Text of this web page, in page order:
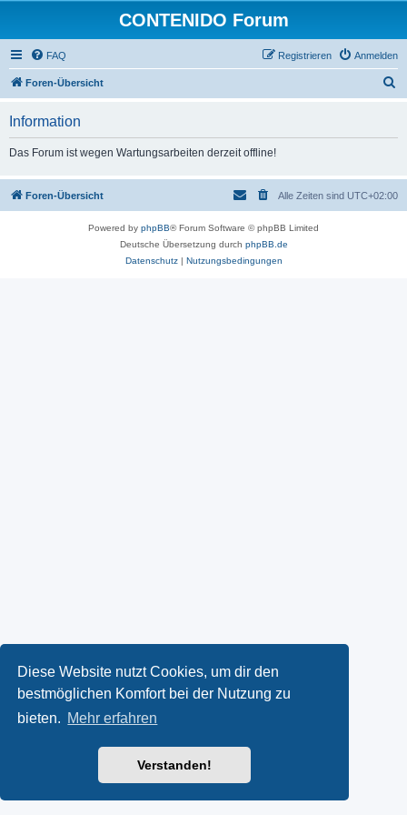
Diese Website nutzt Cookies, um dir den
bestmöglichen Komfort bei der Nutzung zu
bieten. Mehr erfahren
Verstanden!
CONTENIDO Forum
FAQ Anmelden
Registrieren
Foren-Übersicht
Information
Das Forum ist wegen Wartungsarbeiten derzeit offline!
Foren-Übersicht Alle Zeiten sind UTC+02:00
Powered by phpBB® Forum Software © phpBB Limited
Deutsche Übersetzung durch phpBB.de
Datenschutz| Nutzungsbedingungen